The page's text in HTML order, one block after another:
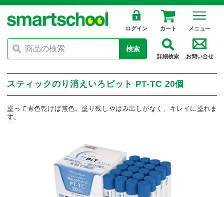
ログイン カート メニュー
検索
詳細検索 お問い合せ
スティックのり消えいろピット PT-TC 20個
塗って青色乾けば無色。塗り残しやはみ出しがなく、キレイに塗れま
す。